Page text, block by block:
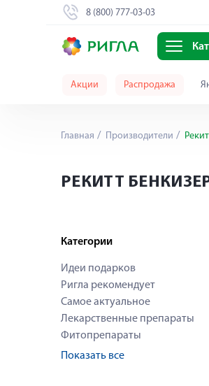
8 (800) 777-03-03
Акции Распродажа
Главная Производители
РЕКИТТ
Категории
Идеи подарков
Ригла рекомендует
Самое актуальное
Лекарственные препараты
Фитопрепараты
Показать все